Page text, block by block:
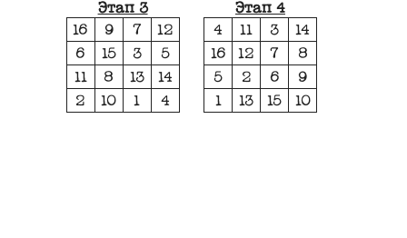
Этап 3
16
9 7
12
6
15 3
5
11
8 13
14
2
10 1 4
Этап 4
4
11 3
14
16
12 7
8
5
2 6
9
1
13 15 10